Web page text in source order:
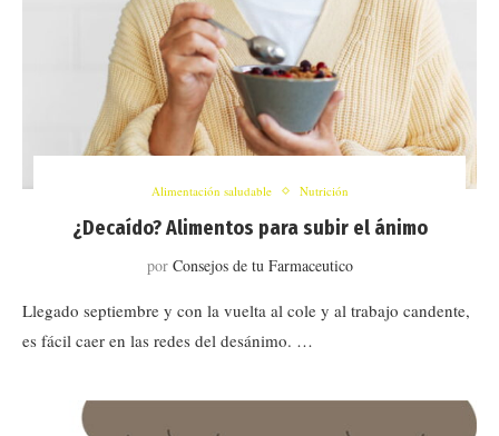
Alimentación saludable Nutrición
¿Decaído? Alimentos para subir el ánimo
por Consejos de tu Farmaceutico
Llegado septiembre y con la vuelta al cole y al trabajo candente,
es fácil caer en las redes del desánimo. …